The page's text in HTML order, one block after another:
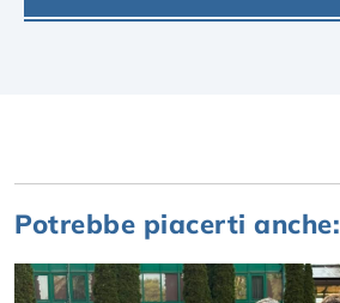
Potrebbe piacerti anche: